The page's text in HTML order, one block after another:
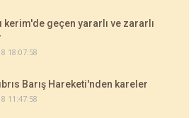
kerim'de geçen yararlı ve zararlı
18:07:58
Barış Hareketi'nden kareler
11:47:58